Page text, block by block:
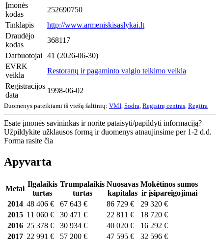
Įmonės
kodas
252690750
Tinklapis
http://www.armeniskisaslykai.lt
Draudėjo
kodas
368117
Darbuotojai
41 (2026-06-30)
EVRK
veikla
Restoranų ir pagaminto valgio teikimo veikla
Registracijos
data
1998-06-02
Duomenys pateikiami iš viešų šaltinių: VMI Sodra Registrų centras Regitra
Esate įmonės savininkas ir norite pataisyti/papildyti informaciją?
Užpildykite užklausos formą ir duomenys atnaujinsime per 1-2 d.d.
Forma rasite čia
Apyvarta
Metai
Ilgalaikis
turtas
Trumpalaikis
turtas
Nuosavas
kapitalas
Mokėtinos sumos
ir įsipareigojimai
2014 48 406 € 67 643 € 86 729 €
29 320 €
2015 11 060 € 30 471 € 22 811 €
18 720 €
2016 25 378 € 30 934 € 40 020 €
16 292 €
2017 22 991 € 57 200 € 47 595 €
32 596 €